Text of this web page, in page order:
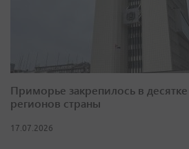
Приморье закрепилось в
регионов страны
17.07.2026